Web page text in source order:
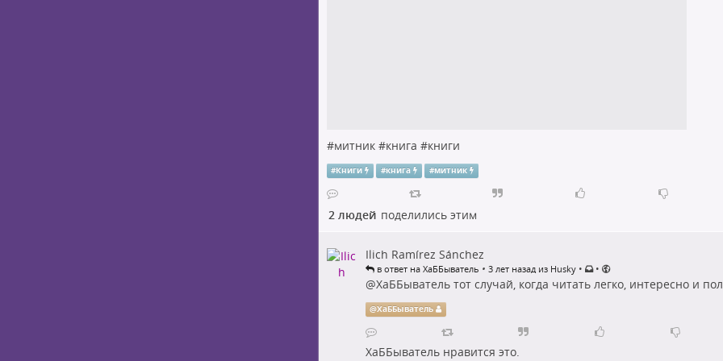
#митник#книга #книги
#Книги #книга #митник
2 людей поделились этим
Ilich Ramírez Sánchez
в ответ на ХаББыватель • 3 лет назад из Husky • •
@ХаББывательтот случай, когда читать легко, интересно и
@ХаББыватель
ХаББывательнравится это.